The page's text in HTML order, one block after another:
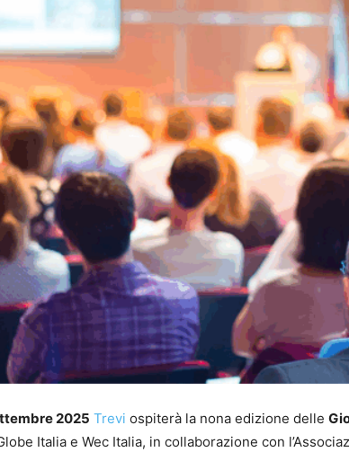
2025 Trevi ospiterà la nona edizione delle
Italia e Wec Italia, in collaborazione con